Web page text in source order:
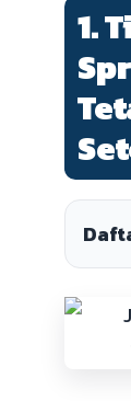
1.